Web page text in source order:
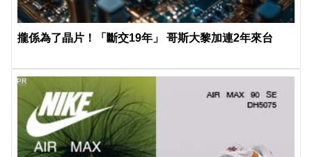
攏係為了晶片！「斷交19年」 哥斯大黎加連2年來台
PR